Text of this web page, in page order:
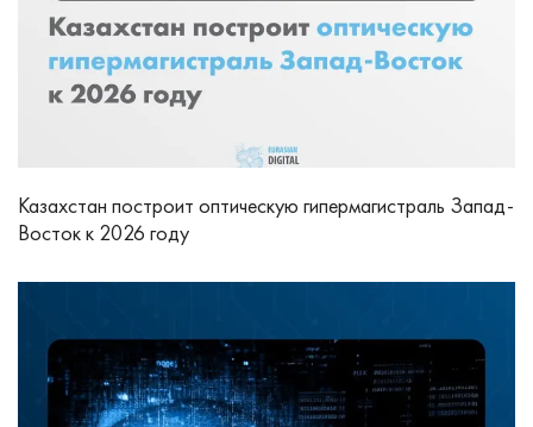
Казахстан построит оптическую гипермагистраль Запад-
Восток к 2026 году